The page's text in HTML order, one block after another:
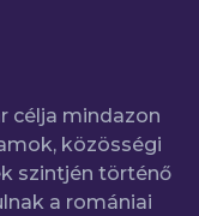
célja mindazon
közösségi
szintjén történő
a romániai